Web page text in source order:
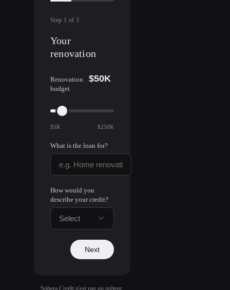
Step 1 of 3
Your
renovation
Renovation
budget
$50K
$5K $250K
What is the loan for?
How would you
describe your credit?
Select
Next
Sphera Credit n'est pas un prêteur.